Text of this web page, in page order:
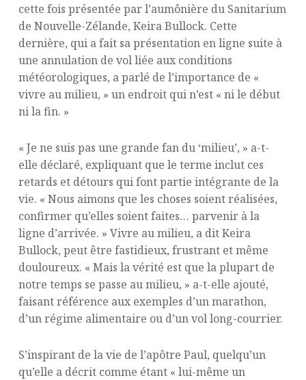
cette fois présentée par l’aumônière du Sanitarium
de Nouvelle-Zélande, Keira Bullock. Cette
dernière, qui a fait sa présentation en ligne suite à
une annulation de vol liée aux conditions
météorologiques, a parlé de l’importance de «
vivre au milieu, » un endroit qui n’est « ni le début
ni la fin. »
« Je ne suis pas une grande fan du ‘milieu’, » a-t-
elle déclaré, expliquant que le terme inclut ces
retards et détours qui font partie intégrante de la
vie. « Nous aimons que les choses soient réalisées,
confirmer qu’elles soient faites… parvenir à la
ligne d’arrivée. » Vivre au milieu, a dit Keira
Bullock, peut être fastidieux, frustrant et même
douloureux. « Mais la vérité est que la plupart de
notre temps se passe au milieu, » a-t-elle ajouté,
faisant référence aux exemples d’un marathon,
d’un régime alimentaire ou d’un vol long-courrier.
S’inspirant de la vie de l’apôtre Paul, quelqu’un
qu’elle a décrit comme étant « lui-même un